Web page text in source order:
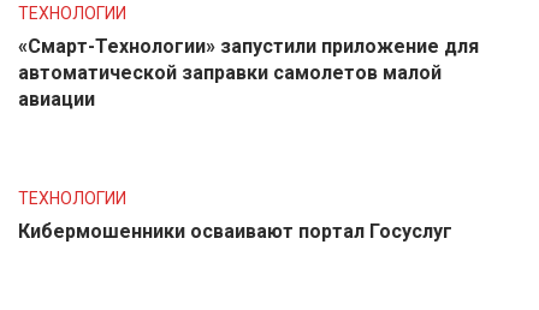
ТЕХНОЛОГИИ
«Смарт-Технологии» запустили приложение для
автоматической заправки самолетов малой
авиации
ТЕХНОЛОГИИ
Кибермошенники осваивают портал Госуслуг